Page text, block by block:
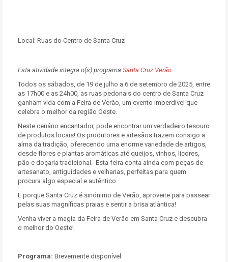
Local: Ruas do Centro de Santa Cruz
Esta atividade integra o(s) programa Santa Cruz Verão
Todos os sábados, de 19 de julho a 6 de setembro de 2025, entre
as 17h00 e as 24h00, as ruas pedonais do centro de Santa Cruz
ganham vida com a Feira de Verão, um evento imperdível que
celebra o melhor da região Oeste.
Neste cenário encantador, pode encontrar um verdadeiro tesouro
de produtos locais! Os produtores e artesãos trazem consigo a
alma da tradição, oferecendo uma enorme variedade de artigos,
desde flores e plantas aromáticas até queijos, vinhos, licores,
pão e doçaria tradicional. Esta feira conta ainda com peças de
artesanato, antiguidades e velharias, perfeitas para quem
procura algo especial e autêntico.
E porque Santa Cruz é sinónimo de Verão, aproveite para passear
pelas suas magníficas praias e sentir a brisa atlântica!
Venha viver a magia da Feira de Verão em Santa Cruz e descubra
o melhor do Oeste!
Programa: Brevemente disponível